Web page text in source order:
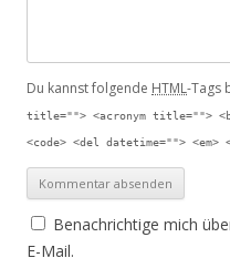
Du kannst folgende HTML-Tags
title=""> <acronym title="">
<code> <del datetime="">
Benachrichtige mich
E-Mail.